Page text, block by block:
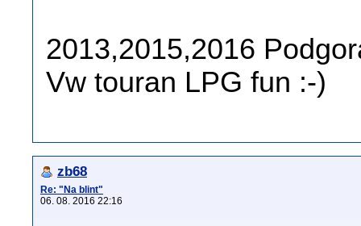
2013,2015,2016
Vw touran LPG fun :-)
zb68
Re: "Na blint"
06. 08. 2016 22:16